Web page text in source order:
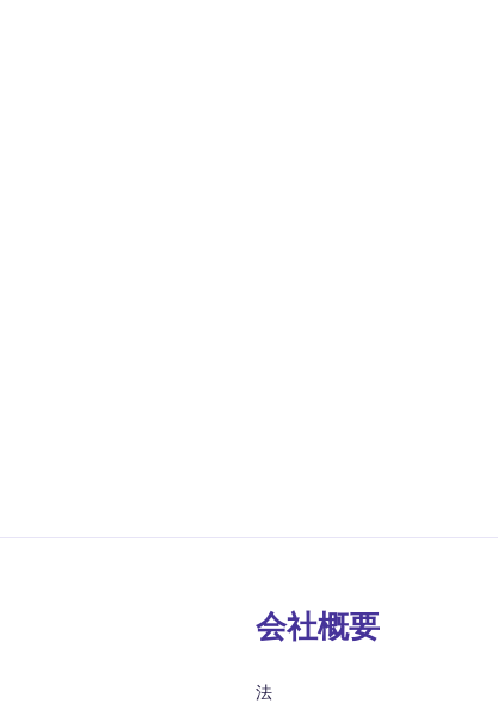
会社概要
法